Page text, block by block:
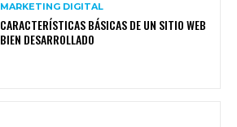
MARKETING DIGITAL
CARACTERÍSTICAS BÁSICAS DE UN SITIO WEB
BIEN DESARROLLADO